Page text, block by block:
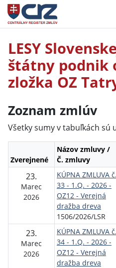
LESY
štátny podnik
zložka OZ
Zoznam zmlúv
Všetky sumy v tabuľkách sú
Zverejnené
Názov zmluvy /
Č. zmluvy
23.
Marec
2026
KÚPNA ZMLUVA č.
33 - 1.Q. - 2026 -
OZ12 - Verejná
dražba dreva
1506/2026/LSR
23.
Marec
2026
KÚPNA ZMLUVA č.
34 - 1.Q. - 2026 -
OZ12 - Verejná
dražba dreva